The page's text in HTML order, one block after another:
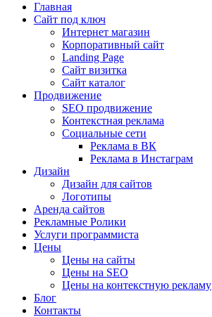
Главная
Сайт под ключ
Интернет магазин
Корпоративный сайт
Landing Page
Сайт визитка
Сайт каталог
Продвижение
SEO продвижение
Контекстная реклама
Социальные сети
Реклама в ВК
Реклама в Инстаграм
Дизайн
Дизайн для сайтов
Логотипы
Аренда сайтов
Рекламные Ролики
Услуги программиста
Цены
Цены на сайты
Цены на SEO
Цены на контекстную рекламу
Блог
Контакты